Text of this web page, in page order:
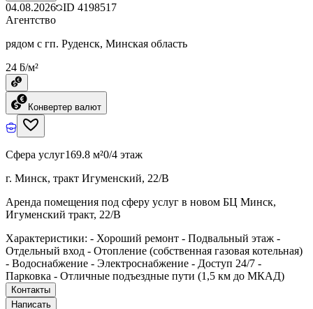
04.08.2026 ID 4198517
Агентство
рядом с гп. Руденск, Минская область
24 ƃ/м²
Конвертер валют
Сфера услуг169.8 м²0/4 этаж
г. Минск, тракт Игуменский, 22/В
Аренда помещения под сферу услуг в новом БЦ Минск,
Игуменский тракт, 22/В
Характеристики: - Хороший ремонт - Подвальный этаж -
Отдельный вход - Отопление (собственная газовая котельная)
- Водоснабжение - Электроснабжение - Доступ 24/7 -
Парковка - Отличные подъездные пути (1,5 км до МКАД)
Контакты
Написать